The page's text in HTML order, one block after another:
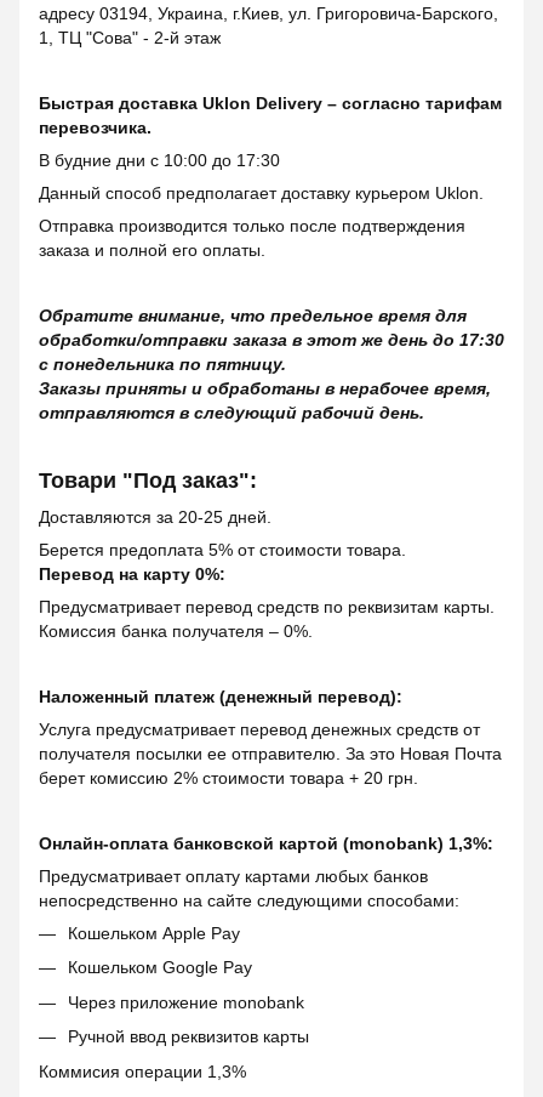
адресу 03194, Украина, г.Киев, ул. Григоровича-Барского,
1, ТЦ "Сова" - 2-й этаж
Быстрая доставка Uklon Delivery – согласно тарифам
перевозчика.
В будние дни с 10:00 до 17:30
Данный способ предполагает доставку курьером Uklon.
Отправка производится только после подтверждения
заказа и полной его оплаты.
Обратите внимание, что предельное время для
обработки/отправки заказа в этот же день до 17:30
с понедельника по пятницу.
Заказы приняты и обработаны в нерабочее время,
отправляются в следующий рабочий день.
Товари "Под заказ":
Доставляются за 20-25 дней.
Берется предоплата 5% от стоимости товара.
Перевод на карту 0%:
Предусматривает перевод средств по реквизитам карты.
Комиссия банка получателя – 0%.
Наложенный платеж (денежный перевод):
Услуга предусматривает перевод денежных средств от
получателя посылки ее отправителю. За это Новая Почта
берет комиссию 2% стоимости товара + 20 грн.
Онлайн-оплата банковской картой (monobank) 1,3%:
Предусматривает оплату картами любых банков
непосредственно на сайте следующими способами:
Кошельком Apple Pay
Кошельком Google Pay
Через приложение monobank
Ручной ввод реквизитов карты
Коммисия операции 1,3%